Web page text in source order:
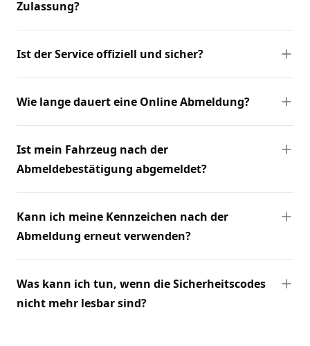
Zulassung?
Ist der Service offiziell und sicher?
Wie lange dauert eine Online Abmeldung?
Ist mein Fahrzeug nach der
Abmeldebestätigung abgemeldet?
Kann ich meine Kennzeichen nach der
Abmeldung erneut verwenden?
Was kann ich tun, wenn die Sicherheitscodes
nicht mehr lesbar sind?